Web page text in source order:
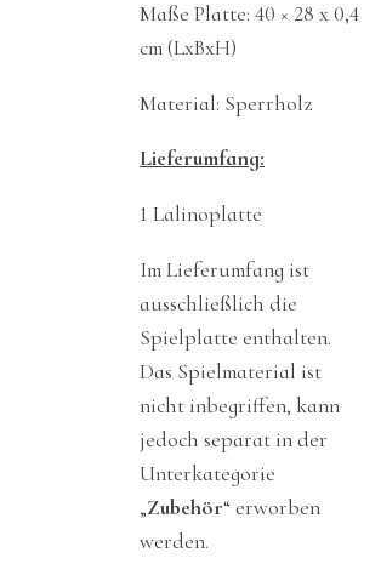
Maße Platte: 40 × 28 x 0,4
cm (LxBxH)
Material: Sperrholz
Lieferumfang:
1 Lalinoplatte
Im Lieferumfang ist
ausschließlich die
Spielplatte enthalten.
Das Spielmaterial ist
nicht inbegriffen, kann
jedoch separat in der
Unterkategorie
„Zubehör“ erworben
werden.